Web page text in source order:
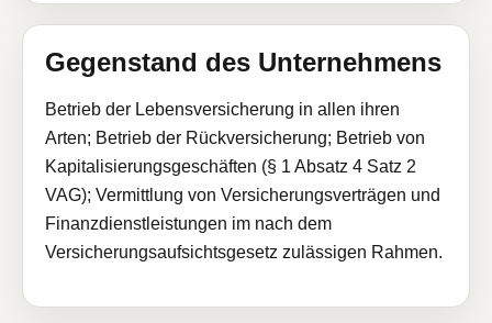
Gegenstand des Unternehmens
Betrieb der Lebensversicherung in allen ihren
Arten; Betrieb der Rückversicherung; Betrieb von
Kapitalisierungsgeschäften (§ 1 Absatz 4 Satz 2
VAG); Vermittlung von Versicherungsverträgen und
Finanzdienstleistungen im nach dem
Versicherungsaufsichtsgesetz zulässigen Rahmen.